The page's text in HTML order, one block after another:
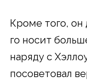
Кроме того, он
го носит
наряду с
посоветовал